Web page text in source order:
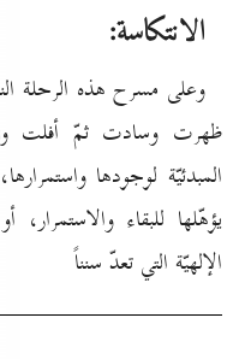
الانتكاسة:
وعلى مسرح هذه الرحلة
ظهرت وسادت ثمّ أفلت
المبدئيّة لوجودها
يؤهّلها للبقاء والاستمرار،
الإلهيّة التي تعدّ سنناً